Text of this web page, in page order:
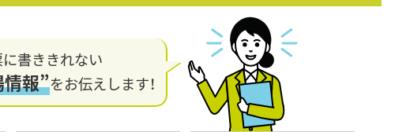
書ききれない
報”をお伝えします！